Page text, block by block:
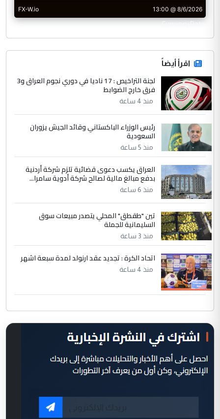
CurrencyRate
اقرأ أيضاً
لجنة التراخيص : 17 ناديا في دوري نجوم العراق و3
فرق خارج الضوابط
منذ 4 ساعة
رئيس الوزراء الباكستاني وقائد الجيش يزوران
السعودية
منذ 5 ساعة
العراق يكسب دعوى قضائية تلزم شركة أردنية
بدفع مبالغ مالية لصالح شركة أدوية سامرا...
منذ 6 ساعة
تين "طقطق" المحلي يتصدر مبيعات سوق
السليمانية للجملة
منذ 3 ساعة
اتحاد الكرة : تجديد عقد ارنولد لمدة سبعة اشهر
منذ 4 ساعة